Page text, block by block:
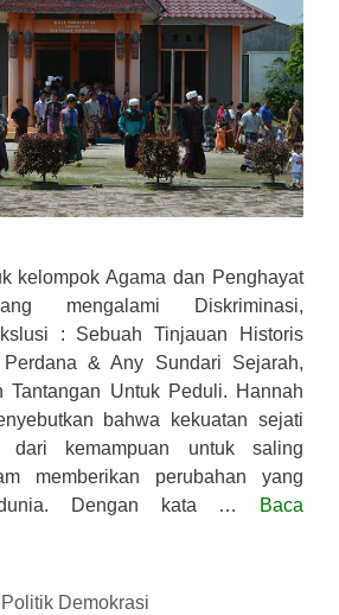
kelompok Agama dan Penghayat
mengalami Diskriminasi,
: Sebuah Tinjauan Historis
& Any Sundari Sejarah,
Tantangan Untuk Peduli. Hannah
bahwa kekuatan sejati
dari kemampuan untuk saling
memberikan perubahan yang
Dengan kata …
Baca
Politik Demokrasi